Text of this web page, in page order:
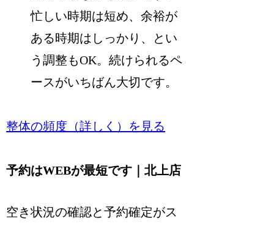
忙しい時期は短め、余裕が
ある時期はしっかり、とい
う調整もOK。続けられるペ
ースがいちばん大切です。
整体の頻度（詳しく）を見る
予約はWEBが最短です｜北上店
空き状況の確認と予約確定がス